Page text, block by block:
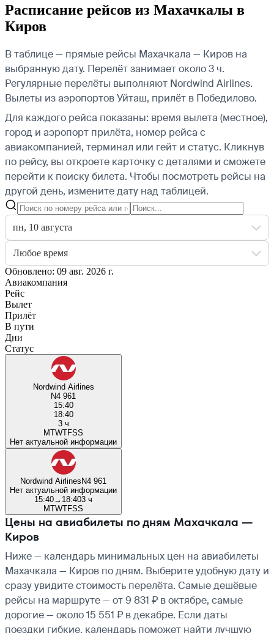
Расписание рейсов из Махачкалы в
Киров
В таблице — прямые рейсы Махачкала — Киров на
выбранную дату. Перелёт занимает около 3 ч.
Регулярные перелёты выполняют Nordwind Airlines.
Вылеты из аэропортов Уйташ, прилёт в Победилово.
Для каждого рейса показаны: время вылета (местное),
город и аэропорт прилёта, номер рейса с
авиакомпанией, терминал или гейт и статус. Кликнув
по рейсу, вы откроете карточку с деталями и сможете
перейти к поиску билета. Чтобы посмотреть рейсы на
другой день, измените дату над таблицей.
пн, 10 августа
Любое время
Обновлено: 09 авг. 2026 г.
Авиакомпания
Рейс
Вылет
Прилёт
В пути
Дни
Статус
Nordwind Airlines
N4 961
15:40
18:40
3 ч
MTWTFSS
Нет актуальной информации
Nordwind AirlinesN4 961
Нет актуальной информации
15:40→ 18:403 ч
MTWTFSS
Цены на авиабилеты по дням Махачкала —
Киров
Ниже — календарь минимальных цен на авиабилеты
Махачкала — Киров по дням. Выберите удобную дату и
сразу увидите стоимость перелёта. Самые дешёвые
рейсы на маршруте — от 9 831 ₽ в октябре, самые
дорогие — около 15 551 ₽ в декабре. Если даты
поездки гибкие, календарь поможет найти лучшую